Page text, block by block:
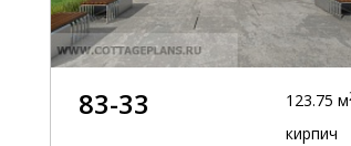
83-33
123.75 м
кирпич